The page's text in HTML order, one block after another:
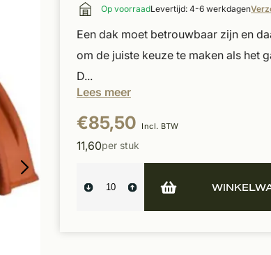
Op voorraadLevertijd: 4-6 werkdagen
Een dak moet betrouwbaar zijn en
om de juiste keuze te maken als het
D...
Lees meer
€85,50 Incl. BTW
11,60per stuk